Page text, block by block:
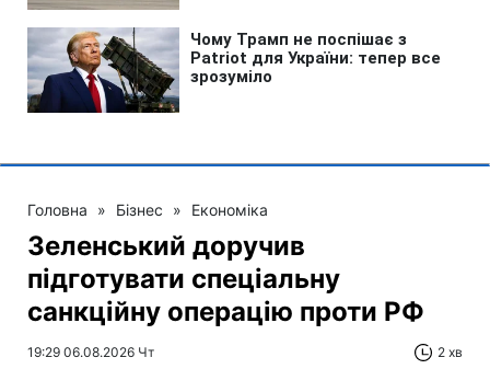
Головна » Бізнес » Економіка
Зеленський доручив
підготувати спеціальну
санкційну операцію проти РФ
19:29 06.08.2026 Чт 2 хв